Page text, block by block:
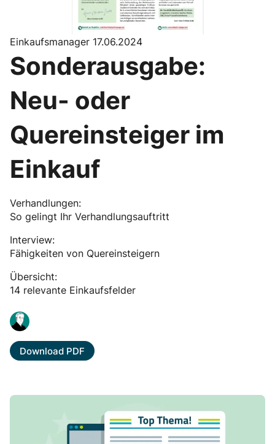
Einkaufsmanager 17.06.2024
Sonderausgabe:
Neu- oder
Quereinsteiger im
Einkauf
Verhandlungen:
So gelingt Ihr Verhandlungsauftritt
Interview:
Fähigkeiten von Quereinsteigern
Übersicht:
14 relevante Einkaufsfelder
Download PDF